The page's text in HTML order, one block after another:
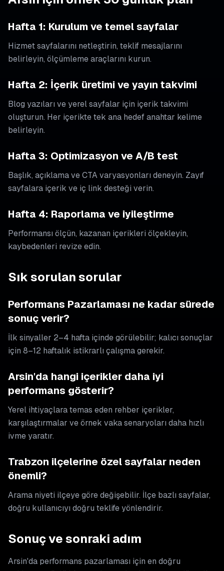
Hafta 1: Kurulum ve temel sayfalar
Hizmet sayfalarını netleştirin, teklif mesajlarını
belirleyin, ölçümleme araçlarını kurun.
Hafta 2: İçerik üretimi ve yayın takvimi
Blog yazıları ve yerel sayfalar için içerik takvimi
oluşturun. Her içerikte tek ana hedef anahtar kelime
belirleyin.
Hafta 3: Optimizasyon ve A/B test
Başlık, açıklama ve CTA varyasyonları deneyin. Zayıf
sayfalara içerik ve iç link desteği verin.
Hafta 4: Raporlama ve iyileştirme
Performansı ölçün, kazanan içerikleri ölçekleyin,
kaybedenleri revize edin.
Sık sorulan sorular
Performans Pazarlaması ne kadar sürede
sonuç verir?
İlk sinyaller 2–4 hafta içinde görülebilir; kalıcı sonuçlar
için 8–12 haftalık istikrarlı çalışma gerekir.
Arsin'da hangi içerikler daha iyi
performans gösterir?
Yerel ihtiyaçlara temas eden rehber içerikler,
karşılaştırmalar ve örnek vaka senaryoları daha hızlı
ivme yaratır.
Trabzon ilçelerine özel sayfalar neden
önemli?
Arama niyeti ilçeye göre değişebilir. İlçe bazlı sayfalar,
doğru kullanıcıyı doğru teklife yönlendirir.
Sonuç ve sonraki adım
Arsin'da performans pazarlaması için en doğru